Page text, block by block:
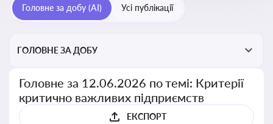
Головне за добу (AI) Усі публікації
ГОЛОВНЕ ЗА ДОБУ
Головне за 12.06.2026 по темі: Критерії
критично важливих підприємств
ЕКСПОРТ